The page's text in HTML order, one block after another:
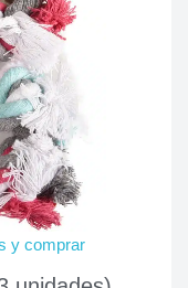
y comprar